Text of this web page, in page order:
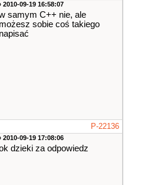
2010-09-19 16:58:07
samym C++ nie, ale
możesz sobie coś takiego
napisać
P-22136
2010-09-19 17:08:06
dzieki za odpowiedz